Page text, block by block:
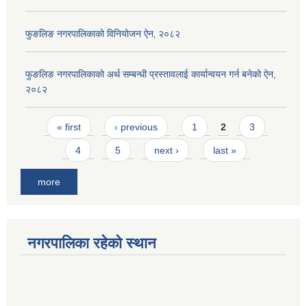
फुङलिङ नगरपालिकाको विनियोजन ऐन‚ २०८२
फुङलिङ नगरपालिकाको अर्थ सम्बन्धी प्रस्तावलाई कार्यान्वयन गर्न बनेको ऐन‚
२०८२
Pages
« first ‹ previous 1 2 3
4 5 next › last »
more
नगरपालिका रहेको स्थान